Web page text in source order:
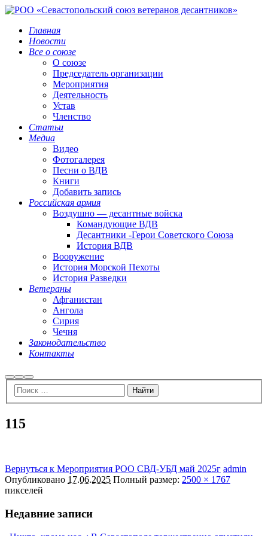
Главная
Новости
Все о союзе
О союзе
Председатель организации
Мероприятия
Деятельность
Устав
Членство
Статьи
Медиа
Видео
Фотогалерея
Песни о ВДВ
Книги
Добавить запись
Российская армия
Воздушно — десантные войска
Командующие ВДВ
Десантники -Герои Советского Союза
История ВДВ
Вооружение
История Морской Пехоты
История Разведки
Ветераны
Афганистан
Ангола
Сирия
Чечня
Законодательство
Контакты
НайтиБольше
информации
Главное
меню
115
Вернуться к Мероприятия РОО СВД-УБД май 2025г admin
Опубликовано 17.06.2025 Полный размер: 2500 × 1767
пикселей
Недавние записи